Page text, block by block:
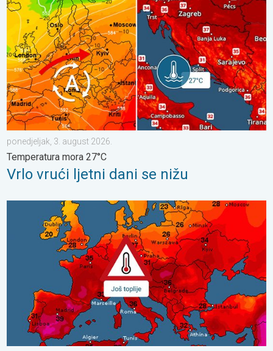
ponedjeljak, 3. august 2026.
Temperatura mora 27°C
Vrlo vrući ljetni dani se nižu
Toplinski val počinje, preko 35°C. Važno upozorenje. . .